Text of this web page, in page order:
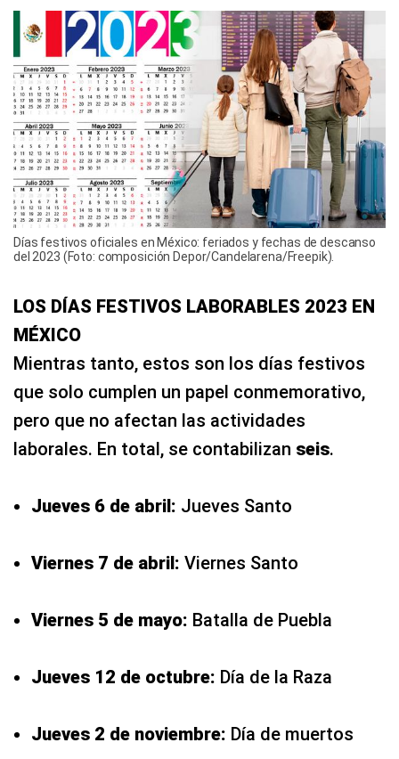
Días festivos oficiales en México: feriados y fechas de descanso
del 2023 (Foto: composición Depor/Candelarena/Freepik).
LOS DÍAS FESTIVOS LABORABLES 2023 EN
MÉXICO
Mientras tanto, estos son los días festivos
que solo cumplen un papel conmemorativo,
pero que no afectan las actividades
laborales. En total, se contabilizan seis.
Jueves 6 de abril: Jueves Santo
Viernes 7 de abril: Viernes Santo
Viernes 5 de mayo: Batalla de Puebla
Jueves 12 de octubre: Día de la Raza
Jueves 2 de noviembre: Día de muertos